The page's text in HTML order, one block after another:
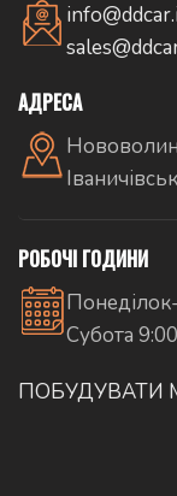
АДРЕСА
РОБОЧІ ГОДИНИ
Субота
ПОБУДУВАТИ